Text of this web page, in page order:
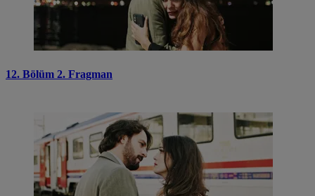
12. Bölüm 2. Fragman